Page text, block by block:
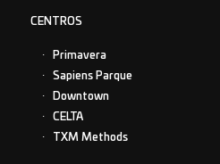
CENTROS
Primavera
Sapiens Parque
Downtown
CELTA
TXM Methods